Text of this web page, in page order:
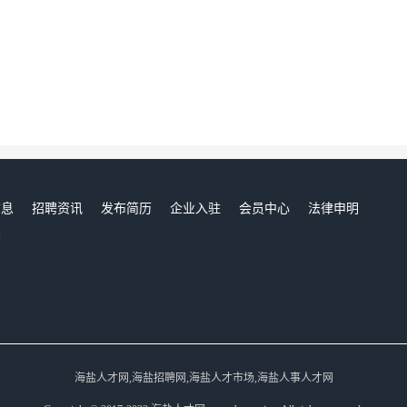
招聘资讯 发布简历 企业入驻 会员中心
法律申明
海盐人才网,海盐招聘网,海盐人才市场,海盐人事人才网